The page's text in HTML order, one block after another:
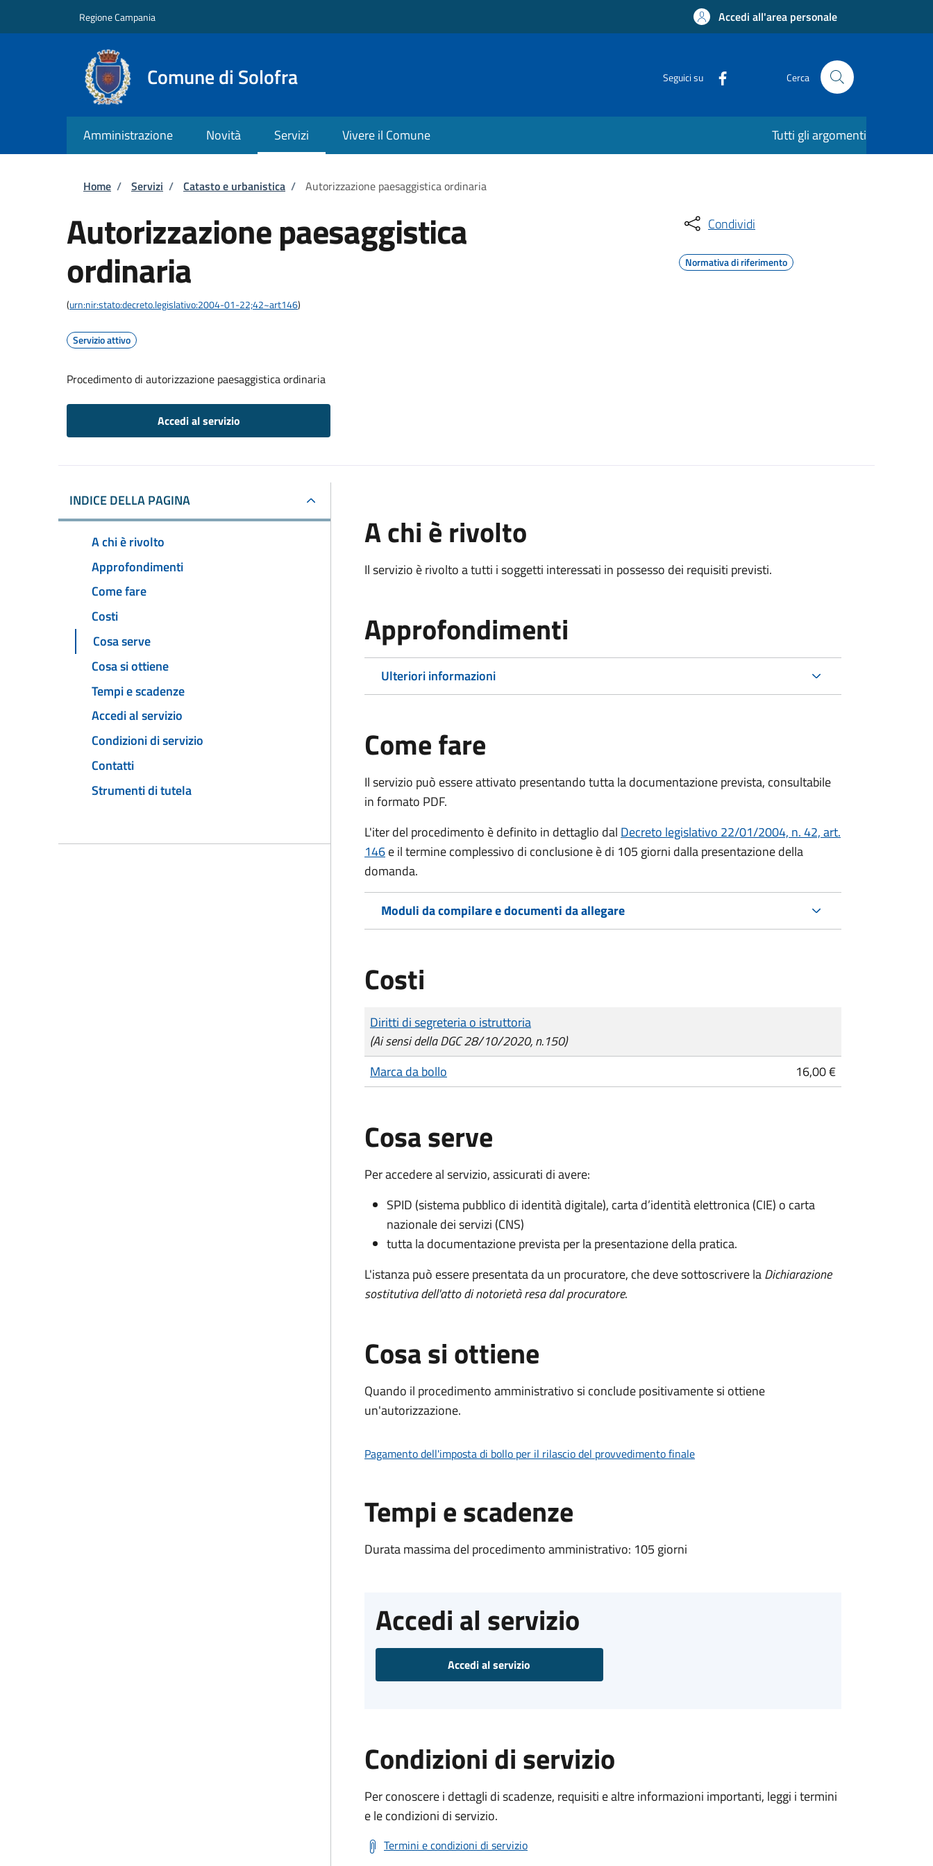
Regione Campania Accedi all'area personale
Comune di Solofra Seguici su Cerca
Amministrazione Novità Servizi Vivere il Comune Tutti gli argomenti
Briciole di pane
Home / Servizi / Catasto e urbanistica / Autorizzazione paesaggistica ordinaria
Autorizzazione paesaggistica
ordinaria
(urn:nir:stato:decreto.legislativo:2004-01-22;42~art146)
Servizio attivo
Procedimento di autorizzazione paesaggistica ordinaria
Accedi al servizio
Condividi
Normativa di riferimento
INDICE DELLA PAGINA
A chi è rivolto
Approfondimenti
Come fare
Costi
Cosa serve
Cosa si ottiene
Tempi e scadenze
Accedi al servizio
Condizioni di servizio
Contatti
Strumenti di tutela
A chi è rivolto
Il servizio è rivolto a tutti i soggetti interessati in possesso dei requisiti previsti.
Approfondimenti
Ulteriori informazioni
Come fare
Il servizio può essere attivato presentando tutta la documentazione prevista, consultabile
in formato PDF.
L'iter del procedimento è definito in dettaglio dal Decreto legislativo 22/01/2004, n. 42, art.
146e il termine complessivo di conclusione è di 105 giorni dalla presentazione della
domanda.
Moduli da compilare e documenti da allegare
Costi
Tipo di pagamento
Importo
Diritti di segreteria o istruttoria
(Ai sensi della DGC 28/10/2020, n.150)
Marca da bollo
16,00 €
Cosa serve
Per accedere al servizio, assicurati di avere:
SPID (sistema pubblico di identità digitale), carta d’identità elettronica (CIE) o carta
nazionale dei servizi (CNS)
tutta la documentazione prevista per la presentazione della pratica.
L'istanza può essere presentata da un procuratore, che deve sottoscrivere laDichiarazione
sostitutiva dell'atto di notorietà resa dal procuratore.
Cosa si ottiene
Quando il procedimento amministrativo si conclude positivamente si ottiene
un'autorizzazione.
Pagamento dell'imposta di bollo per il rilascio del provvedimento finale
Tempi e scadenze
Durata massima del procedimento amministrativo: 105 giorni
Accedi al servizio
Accedi al servizio
Condizioni di servizio
Per conoscere i dettagli di scadenze, requisiti e altre informazioni importanti, leggi i termini
e le condizioni di servizio.
Termini e condizioni di servizio